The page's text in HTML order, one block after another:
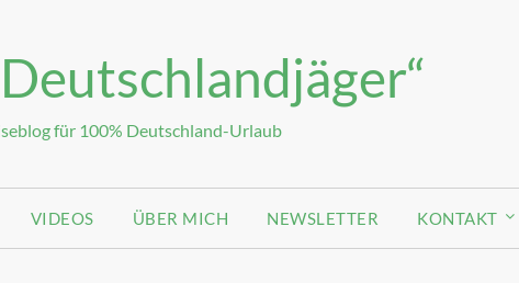
für 100% Deutschland-Urlaub
VIDEOS ÜBER MICH NEWSLETTER KONTAKT